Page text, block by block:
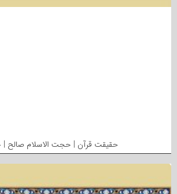
حقیقت قرآن | حجت الاسلام صالح |